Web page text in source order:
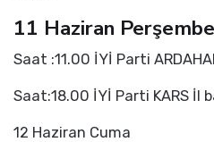
11 Haziran Perşembe
Saat :11.00 İYİ Parti
Saat:18.00 İYİ Parti KARS İl
12 Haziran Cuma